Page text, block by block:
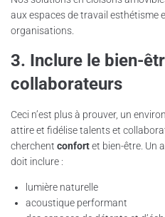
aux espaces de travail esthétisme
organisations.
3. Inclure le bien-
collaborateurs
Ceci n’est plus à prouver, un
attire et fidélise talents et
cherchent confortet bien-être. Un
doit inclure :
lumière naturelle
acoustique performant